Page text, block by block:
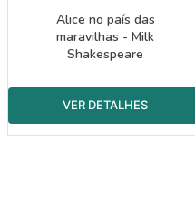
Alice no país das
maravilhas - Milk
Shakespeare